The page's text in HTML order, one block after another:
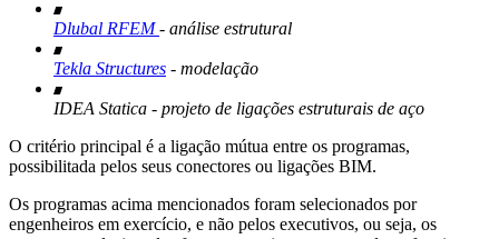
Dlubal RFEM- análise estrutural
Tekla Structures - modelação
IDEA Statica - projeto de ligações estruturais de aço
O critério principal é a ligação mútua entre os programas,
possibilitada pelos seus conectores ou ligações BIM.
Os programas acima mencionados foram selecionados por
engenheiros em exercício, e não pelos executivos, ou seja, os